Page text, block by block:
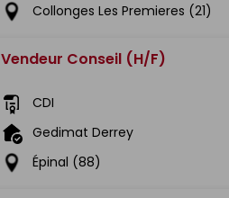
Collonges Les Premieres (21)
Vendeur Conseil (H/F)
CDI
Gedimat Derrey
Épinal (88)